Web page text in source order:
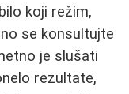
koji režim,
se konsultujte
je slušati
rezultate,